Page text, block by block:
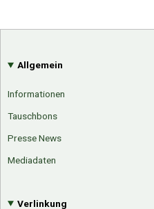
Allgemein
Informationen
Tauschbons
Presse News
Mediadaten
Verlinkung